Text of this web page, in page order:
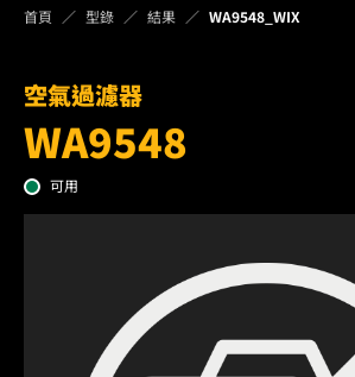
首頁 型錄 結果 WA9548_WIX
空氣過濾器
WA9548
可用